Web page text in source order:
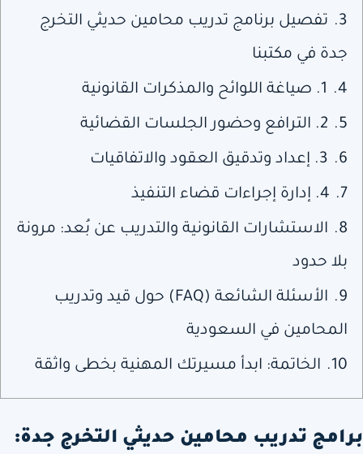
3.
تفصيل برنامج تدريب محامين حديثي التخرج
جدة في مكتبنا
4.
1. صياغة اللوائح والمذكرات القانونية
5.
2. الترافع وحضور الجلسات القضائية
6.
3. إعداد وتدقيق العقود والاتفاقيات
7.
4. إدارة إجراءات قضاء التنفيذ
8.
الاستشارات القانونية والتدريب عن بُعد: مرونة
بلا حدود
9.
الأسئلة الشائعة (FAQ) حول قيد وتدريب
المحامين في السعودية
10.
الخاتمة: ابدأ مسيرتك المهنية بخطى واثقة
برامج تدريب محامين حديثي التخرج جدة: